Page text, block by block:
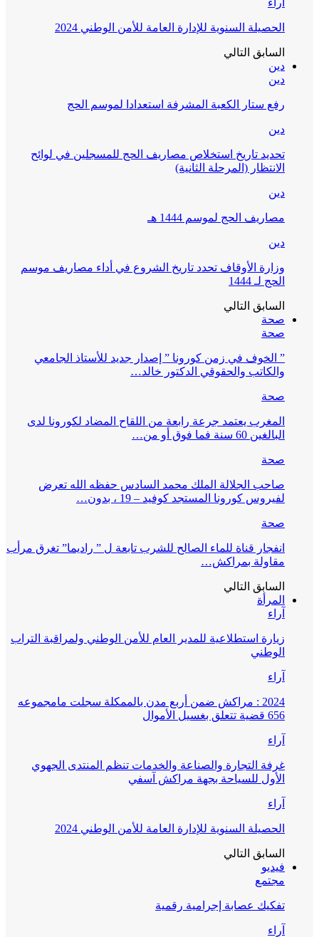
آراء
الحصيلة السنوية للإدارة العامة للأمن الوطني 2024
السابق التالي
دين
دين
رفع ستار الكعبة المشرفة استعدادا لموسم الحج
دين
تحديد تاريخ استخلاص مصاريف الحج للمسجلين في لوائح
الانتظار (المرحلة الثانية)
دين
مصاريف الحج لموسم 1444 هـ
دين
وزارة الأوقاف تحدد تاريخ الشروع في أداء مصاريف موسم
الحج لـ 1444
السابق التالي
صحة
صحة
” الخوف في زمن كورونا ” إصدار جديد للأستاذ الجامعي
والكاتب والحقوقي الدكتور خالد…
صحة
المغرب يعتمد جرعة رابعة من اللقاح المضاد لكورونا لدى
البالغين 60 سنة فما فوق أو من…
صحة
صاحب الجلالة الملك محمد السادس حفظه الله تعرض
لفيروس كورونا المستجد كوفيد – 19 ، بدون…
صحة
انفجار قناة للماء الصالح للشرب تابعة ل ” راديما” تغرق مرأب
مقاولة بمراكش…
السابق التالي
المرأة
آراء
زيارة استطلاعية للمدير العام للأمن الوطني ولمراقبة التراب
الوطني
آراء
2024 : مراكش ضمن أربع مدن بالممكلة سجلت مامجموعه
656 قضية تتعلق بغسيل الأموال
آراء
غرفة التجارة والصناعة والخدمات تنظم المنتدى الجهوي
الأول للسياحة بجهة مراكش آسفي
آراء
الحصيلة السنوية للإدارة العامة للأمن الوطني 2024
السابق التالي
فيديو
مجتمع
تفكيك عصابة إجرامية رقمية
آراء